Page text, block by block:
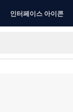
인터페이스 아이콘